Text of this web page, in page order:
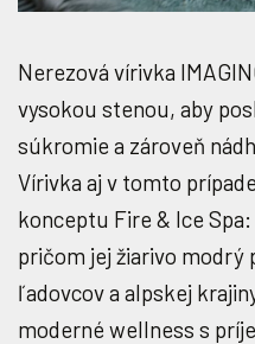
Nerezová vírivka
vysokou stenou, aby
súkromie a zároveň
Vírivka aj v tomto
konceptu Fire & Ice
pričom jej žiarivo modrý
ľadovcov a alpskej
moderné wellness s